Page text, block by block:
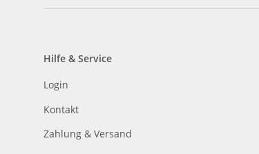
Hilfe & Service
Login
Kontakt
Zahlung & Versand